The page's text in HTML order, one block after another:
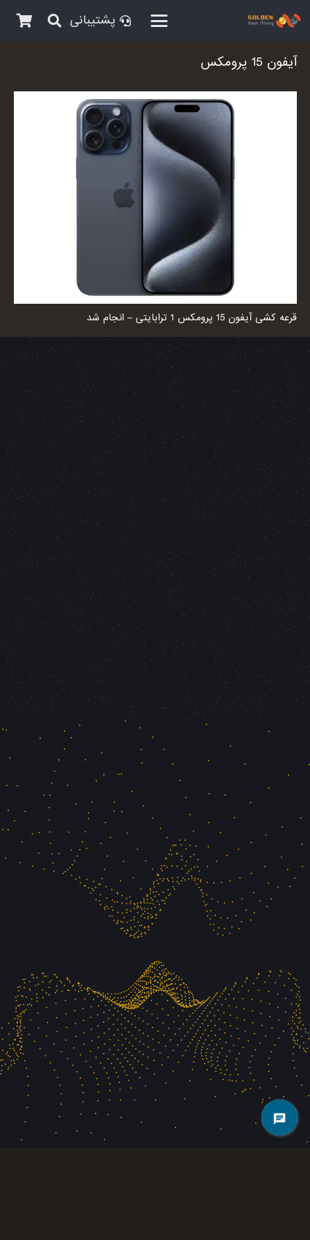
پشتیبانی
آیفون 15 پرومکس
قرعه کشی آیفون 15 پرومکس 1 ترابایتی – انجام شد